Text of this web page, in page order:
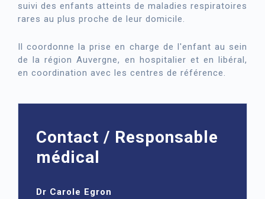
suivi des enfants atteints de maladies respiratoires
rares au plus proche de leur domicile.
Il coordonne la prise en charge de l'enfant au sein
de la région Auvergne, en hospitalier et en libéral,
en coordination avec les centres de référence.
Contact / Responsable
médical
Dr Carole Egron